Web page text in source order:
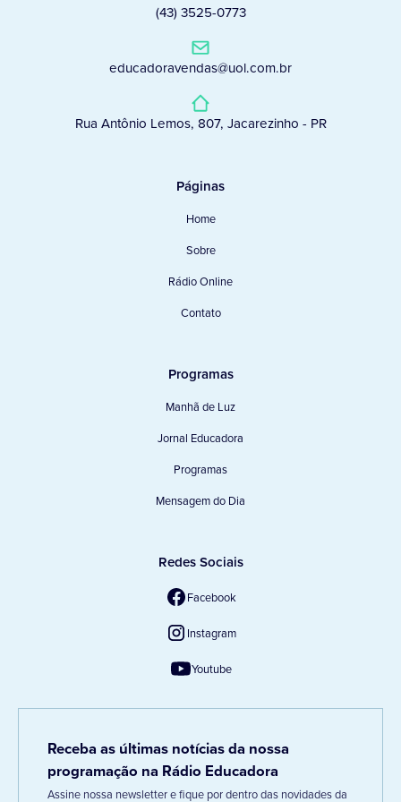
(43) 3525-0773
educadoravendas@uol.com.br
Rua Antônio Lemos, 807, Jacarezinho - PR
Páginas
Home
Sobre
Rádio Online
Contato
Programas
Manhã de Luz
Jornal Educadora
Programas
Mensagem do Dia
Redes Sociais
Facebook
Instagram
Youtube
Receba as últimas notícias da nossa
programação na Rádio Educadora
Assine nossa newsletter e fique por dentro das novidades da